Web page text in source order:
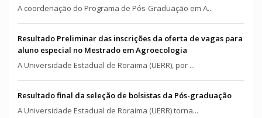
A coordenação do Programa de Pós-Graduação em A...
Resultado Preliminar das inscrições da oferta de vagas para
aluno especial no Mestrado em Agroecologia
A Universidade Estadual de Roraima (UERR), por ...
Resultado final da seleção de bolsistas da Pós-graduação
A Universidade Estadual de Roraima (UERR) torna...